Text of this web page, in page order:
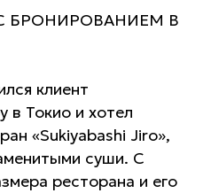
БРОНИРОВАНИЕМ В
клиент
в Токио и хотел
«Sukiyabashi Jiro»,
суши. С
ресторана и его